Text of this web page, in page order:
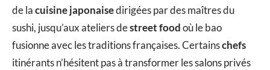
de lacuisine japonaisedirigées par des maîtres du
sushi, jusqu’aux ateliers destreet foodoù le bao
fusionne avec les traditions françaises. Certainschefs
itinérants n’hésitent pas à transformer les salons privés